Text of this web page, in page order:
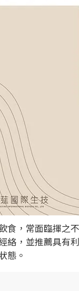
食，常面臨揮之
絡，並推薦具有
態。